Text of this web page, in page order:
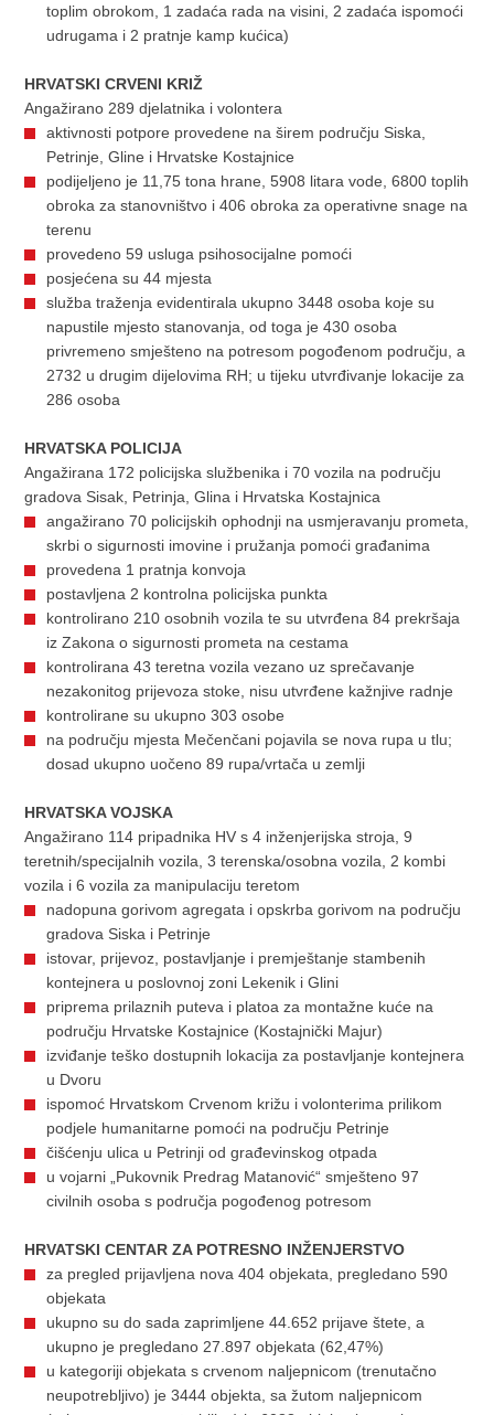
toplim obrokom, 1 zadaća rada na visini, 2 zadaća ispomoći
udrugama i 2 pratnje kamp kućica)
HRVATSKI CRVENI KRIŽ
Angažirano 289 djelatnika i volontera
aktivnosti potpore provedene na širem području Siska,
Petrinje, Gline i Hrvatske Kostajnice
podijeljeno je 11,75 tona hrane, 5908 litara vode, 6800 toplih
obroka za stanovništvo i 406 obroka za operativne snage na
terenu
provedeno 59 usluga psihosocijalne pomoći
posjećena su 44 mjesta
služba traženja evidentirala ukupno 3448 osoba koje su
napustile mjesto stanovanja, od toga je 430 osoba
privremeno smješteno na potresom pogođenom području, a
2732 u drugim dijelovima RH; u tijeku utvrđivanje lokacije za
286 osoba
HRVATSKA POLICIJA
Angažirana 172 policijska službenika i 70 vozila na području
gradova Sisak, Petrinja, Glina i Hrvatska Kostajnica
angažirano 70 policijskih ophodnji na usmjeravanju prometa,
skrbi o sigurnosti imovine i pružanja pomoći građanima
provedena 1 pratnja konvoja
postavljena 2 kontrolna policijska punkta
kontrolirano 210 osobnih vozila te su utvrđena 84 prekršaja
iz Zakona o sigurnosti prometa na cestama
kontrolirana 43 teretna vozila vezano uz sprečavanje
nezakonitog prijevoza stoke, nisu utvrđene kažnjive radnje
kontrolirane su ukupno 303 osobe
na području mjesta Mečenčani pojavila se nova rupa u tlu;
dosad ukupno uočeno 89 rupa/vrtača u zemlji
HRVATSKA VOJSKA
Angažirano 114 pripadnika HV s 4 inženjerijska stroja, 9
teretnih/specijalnih vozila, 3 terenska/osobna vozila, 2 kombi
vozila i 6 vozila za manipulaciju teretom
nadopuna gorivom agregata i opskrba gorivom na području
gradova Siska i Petrinje
istovar, prijevoz, postavljanje i premještanje stambenih
kontejnera u poslovnoj zoni Lekenik i Glini
priprema prilaznih puteva i platoa za montažne kuće na
području Hrvatske Kostajnice (Kostajnički Majur)
izviđanje teško dostupnih lokacija za postavljanje kontejnera
u Dvoru
ispomoć Hrvatskom Crvenom križu i volonterima prilikom
podjele humanitarne pomoći na području Petrinje
čišćenju ulica u Petrinji od građevinskog otpada
u vojarni „Pukovnik Predrag Matanović“ smješteno 97
civilnih osoba s područja pogođenog potresom
HRVATSKI CENTAR ZA POTRESNO INŽENJERSTVO
za pregled prijavljena nova 404 objekata, pregledano 590
objekata
ukupno su do sada zaprimljene 44.652 prijave štete, a
ukupno je pregledano 27.897 objekata (62,47%)
u kategoriji objekata s crvenom naljepnicom (trenutačno
neupotrebljivo) je 3444 objekta, sa žutom naljepnicom